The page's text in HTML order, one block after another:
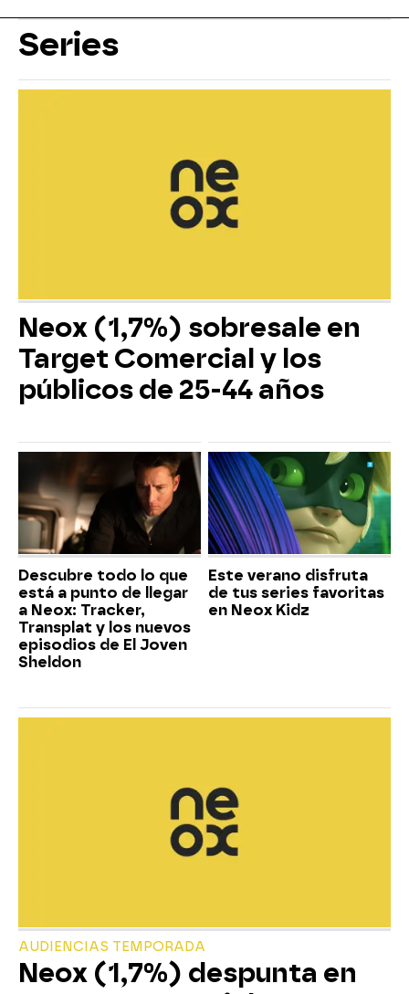
Series
Neox (1,7%) sobresale en
Target Comercial y los
públicos de 25-44 años
Descubre todo lo que
está a punto de llegar
a Neox: Tracker,
Transplat y los nuevos
episodios de El Joven
Sheldon
Este verano disfruta
de tus series favoritas
en Neox Kidz
AUDIENCIAS TEMPORADA
Neox (1,7%) despunta en